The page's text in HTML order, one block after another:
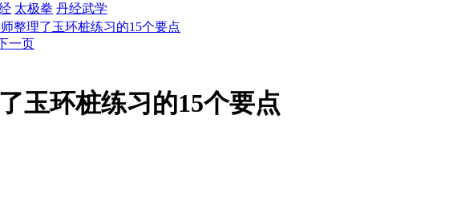
太极拳 丹经武学
整理了玉环桩练习的15个要点
一页
玉环桩练习的15个要点